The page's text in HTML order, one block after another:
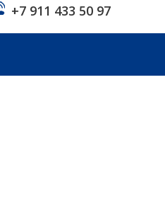
+7 911 433 50 97